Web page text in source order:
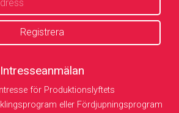
Intresseanmälan
för Produktionslyftets
eller Fördjupningsprogram